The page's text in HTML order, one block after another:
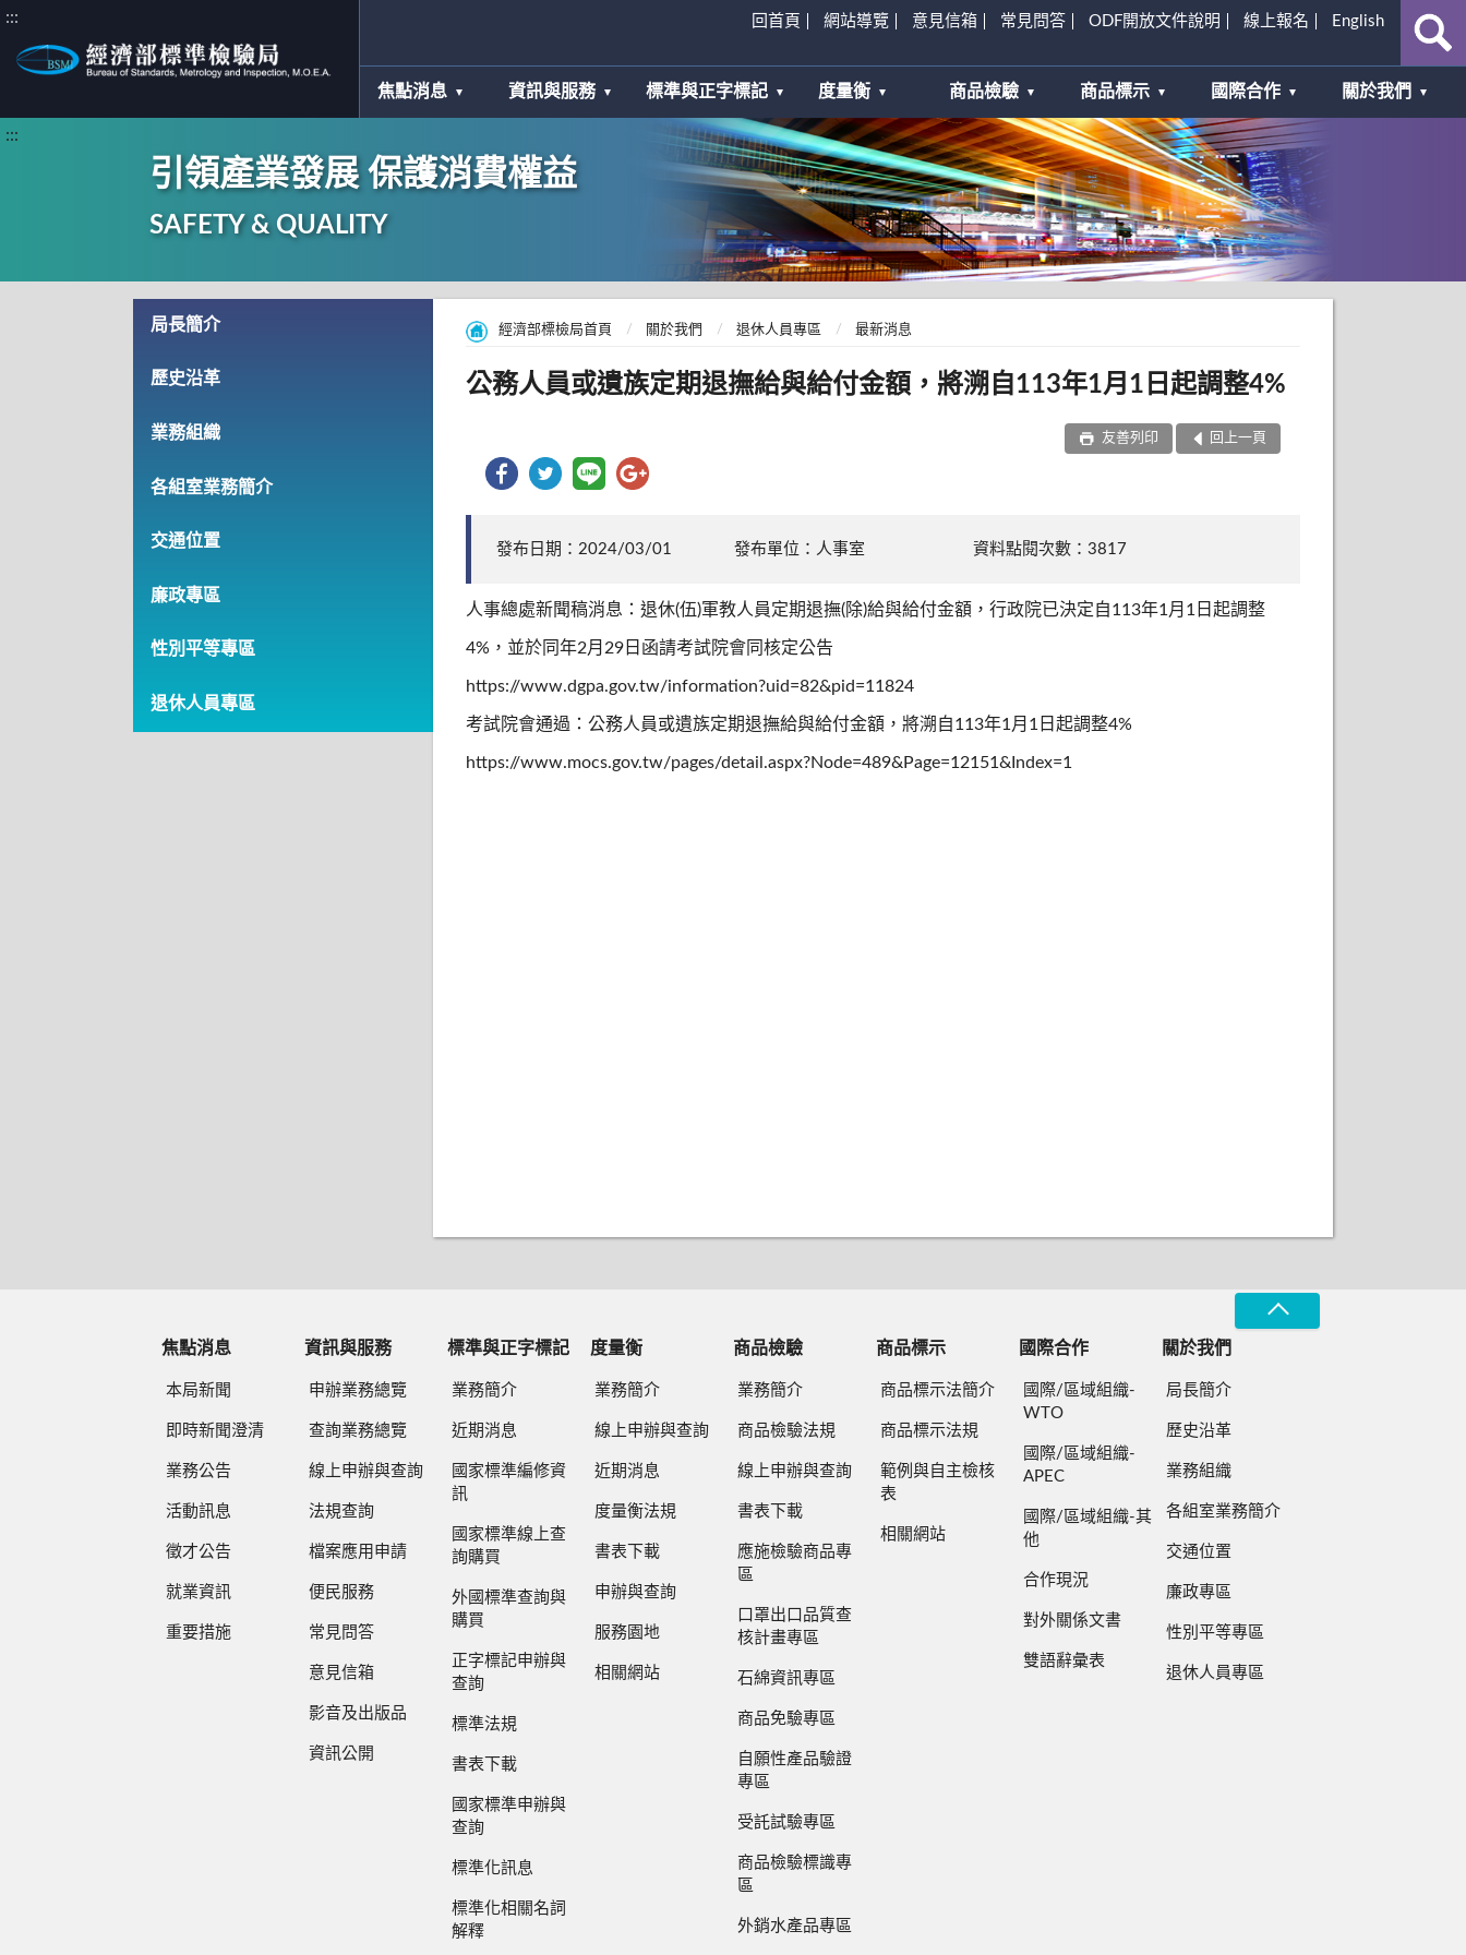
回首頁 網站導覽 意見信箱 常見問答 ODF開放文件說明 線上報名 English
:::
焦點消息 資訊與服務 標準與正字標記 度量衡 商品檢驗 商品標示 國際合作 關於我們
:::
引領產業發展 保護消費權益
SAFETY & QUALITY
局長簡介
歷史沿革
業務組織
各組室業務簡介
交通位置
廉政專區
性別平等專區
退休人員專區
經濟部標檢局首頁 關於我們 退休人員專區 最新消息
公務人員或遺族定期退撫給與給付金額，將溯自113年1月1日起調整4%
回上一頁
友善列印
發布日期：2024/03/01 發布單位：人事室 資料點閱次數：3817
人事總處新聞稿消息：退休(伍)軍教人員定期退撫(除)給與給付金額，行政院已決定自113年1月1日起調整
4%，並於同年2月29日函請考試院會同核定公告
https://www.dgpa.gov.tw/information?uid=82&pid=11824
考試院會通過：公務人員或遺族定期退撫給與給付金額，將溯自113年1月1日起調整4%
https://www.mocs.gov.tw/pages/detail.aspx?Node=489&Page=12151&Index=1
焦點消息
本局新聞
即時新聞澄清
業務公告
活動訊息
徵才公告
就業資訊
重要措施
資訊與服務
申辦業務總覽
查詢業務總覽
線上申辦與查詢
法規查詢
檔案應用申請
便民服務
常見問答
意見信箱
影音及出版品
資訊公開
標準與正字標記
業務簡介
近期消息
國家標準編修資
訊
國家標準線上查
詢購買
外國標準查詢與
購買
正字標記申辦與
查詢
標準法規
書表下載
國家標準申辦與
查詢
標準化訊息
標準化相關名詞
解釋
度量衡
業務簡介
線上申辦與查詢
近期消息
度量衡法規
書表下載
申辦與查詢
服務園地
相關網站
商品檢驗
業務簡介
商品檢驗法規
線上申辦與查詢
書表下載
應施檢驗商品專
區
口罩出口品質查
核計畫專區
石綿資訊專區
商品免驗專區
自願性產品驗證
專區
受託試驗專區
商品檢驗標識專
區
外銷水產品專區
商品標示
商品標示法簡介
商品標示法規
範例與自主檢核
表
相關網站
國際合作
國際/區域組織-
WTO
國際/區域組織-
APEC
國際/區域組織-其
他
合作現況
對外關係文書
雙語辭彙表
關於我們
局長簡介
歷史沿革
業務組織
各組室業務簡介
交通位置
廉政專區
性別平等專區
退休人員專區